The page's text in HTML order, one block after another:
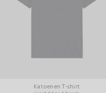
Katoenen T-shirt